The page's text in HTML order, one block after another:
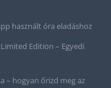
használt óra eladáshoz
Edition – Egyedi
– hogyan őrizd meg az